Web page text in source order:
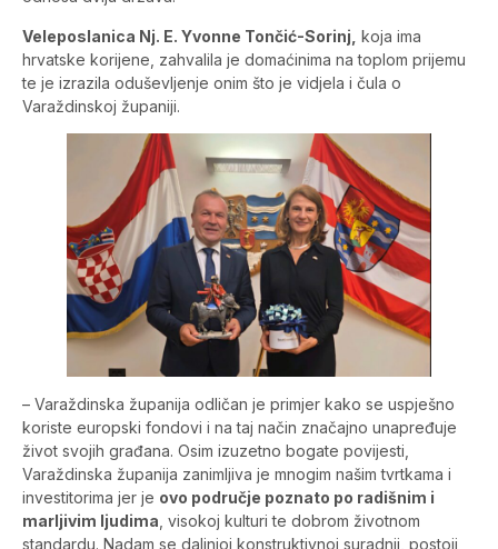
Veleposlanica Nj. E. Yvonne Tončić-Sorinj, koja ima
hrvatske korijene, zahvalila je domaćinima na toplom prijemu
te je izrazila oduševljenje onim što je vidjela i čula o
Varaždinskoj županiji.
– Varaždinska županija odličan je primjer kako se uspješno
koriste europski fondovi i na taj način značajno unapređuje
život svojih građana. Osim izuzetno bogate povijesti,
Varaždinska županija zanimljiva je mnogim našim tvrtkama i
investitorima jer je ovo područje poznato po radišnim i
marljivim ljudima , visokoj kulturi te dobrom životnom
standardu. Nadam se daljnjoj konstruktivnoj suradnji, postoji